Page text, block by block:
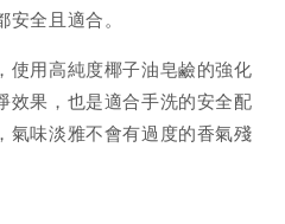
全且適合。
使用高純度椰子油皂鹼的強化
效果，也是適合手洗的安全配
氣味淡雅不會有過度的香氣殘